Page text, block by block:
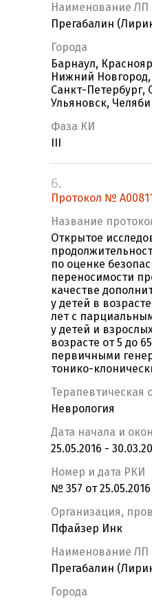
Наименование ЛП
Прегабалин
Города
Барнаул,
Нижний
Санкт-Петербург,
Ульяновск,
Фаза КИ
6.
Протокол №
Название
Открытое
по оценке
переносимости
качестве
у детей в
лет с
у детей и
возрасте от 5 до
первичными
тонико-
Терапевтическая
Неврология
Дата начала и
25.05.2016 -
Номер и дата РКИ
№ 357 от 25.05.2016
Организация,
Пфайзер Инк
Наименование ЛП
Прегабалин
Города